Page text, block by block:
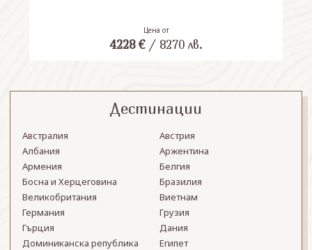
Цена от
4228 €/ 8270 лв.
Дестинации
Австралия
Австрия
Албания
Аржентина
Армения
Белгия
Босна и Херцеговина
Бразилия
Великобритания
Виетнам
Германия
Грузия
Гърция
Дания
Доминиканска република
Египет